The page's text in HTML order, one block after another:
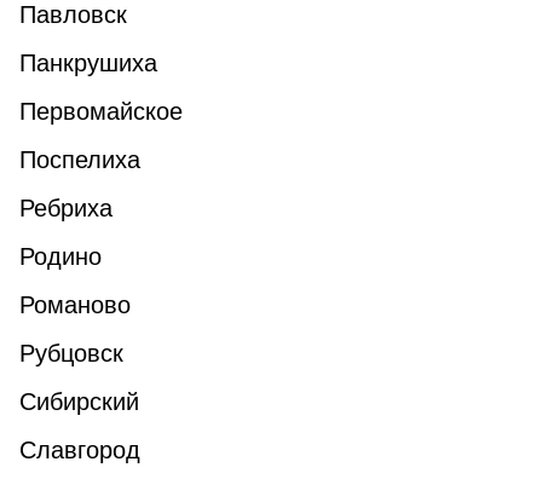
Павловск
Панкрушиха
Первомайское
Поспелиха
Ребриха
Родино
Романово
Рубцовск
Сибирский
Славгород